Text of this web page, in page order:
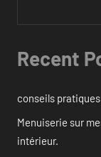
Recent
conseils
Menuiserie sur
intérieur.